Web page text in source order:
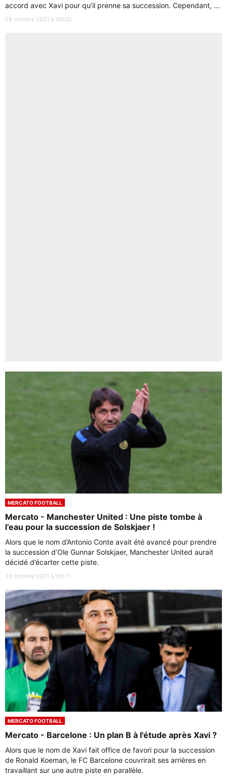
accord avec Xavi pour qu’il prenne sa succession. Cependant, ...
28 octobre 2021 à 13h35
MERCATO FOOTBALL
Mercato - Manchester United : Une piste tombe à
l’eau pour la succession de Solskjaer !
Alors que le nom d’Antonio Conte avait été avancé pour prendre
la succession d’Ole Gunnar Solskjaer, Manchester United aurait
décidé d’écarter cette piste.
28 octobre 2021 à 13h11
MERCATO FOOTBALL
Mercato - Barcelone : Un plan B à l'étude après Xavi ?
Alors que le nom de Xavi fait office de favori pour la succession
de Ronald Koeman, le FC Barcelone couvrirait ses arrières en
travaillant sur une autre piste en parallèle.